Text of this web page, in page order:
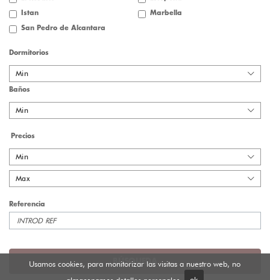
Istan Marbella
San Pedro de Alcantara
Dormitorios
Min
Baños
Min
Precios
Min
Max
Referencia
BÚSQUEDA
Usamos cookies, para monitorizar las visitas a nuestro web, no